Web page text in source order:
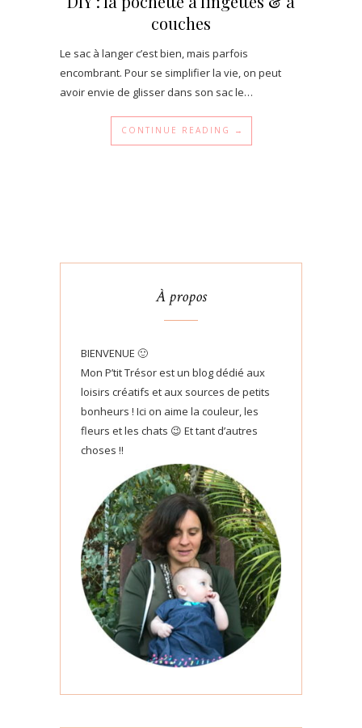
couches
Le sac à langer c’est bien, mais parfois
encombrant. Pour se simplifier la vie, on peut
avoir envie de glisser dans son sac le…
CONTINUE READING →
À propos
BIENVENUE 🙂
Mon P’tit Trésor est un blog dédié aux
loisirs créatifs et aux sources de petits
bonheurs ! Ici on aime la couleur, les
fleurs et les chats 😉 Et tant d’autres
choses !!